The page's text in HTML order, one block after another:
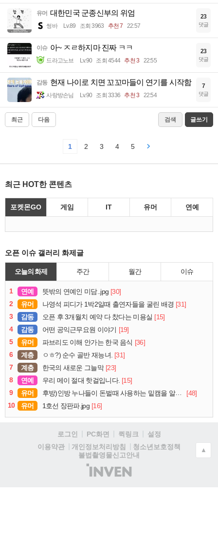
유머 대한민국 군종신부의 위엄
썽바 Lv.89 조회 3963 추천 7 22:57
23
댓글
이슈 아~ ㅈㄹ하지마 진짜 ㅋㅋ
드라고노브 Lv.90 조회 4544 추천 3 22:55
23
댓글
감동 현재 나이로 치면 꼬꼬마들이 연기를 시작함
사랑방손님 Lv.90 조회 3336 추천 3 22:54
7
댓글
최근 다음 검색 글쓰기
1 2 3 4 5
최근 HOT한 콘텐츠
포켓몬GO 게임 IT 유머 연예
오픈 이슈 갤러리 화제글
오늘의 화제 주간 월간 이슈
1 연예 뜻밖의 연예인 미담..jpg [30]
2
유머 나영석 피디가 1박2일때 출연자들을 굴린 배경 [31]
3
감동 오픈 후 3개월치 예약 다 찼다는 미용실 [15]
4
감동 어떤 공익근무요원 이야기 [19]
5
유머 파브리도 이해 안가는 한국 음식 [36]
6
계층 ㅇㅎ?) 순수 골반 재능녀. [31]
7
계층 한국의 새로운 그늘막 [23]
8
연예 우리 메이 절대 핫걸입니다. [15]
9
유머 후방)인방 누나들이 돈벌때 사용하는 밑캠을 알아보자
[48]
10
유머 1호선 장판파.jpg [16]
로그인 PC화면 퀵링크
설정
이용약관
개인정보처리방침
청소년보호정책
불법촬영물신고안내
(주)
인
▲